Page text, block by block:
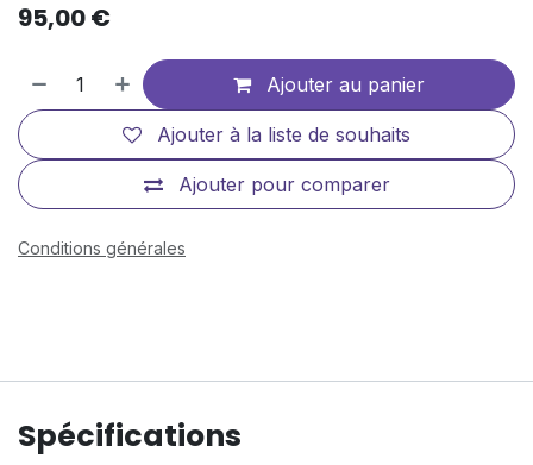
95,00€
Ajouter au panier
Ajouter pour comparer
Ajouter à la liste de souhaits
Conditions générales
Spécifications